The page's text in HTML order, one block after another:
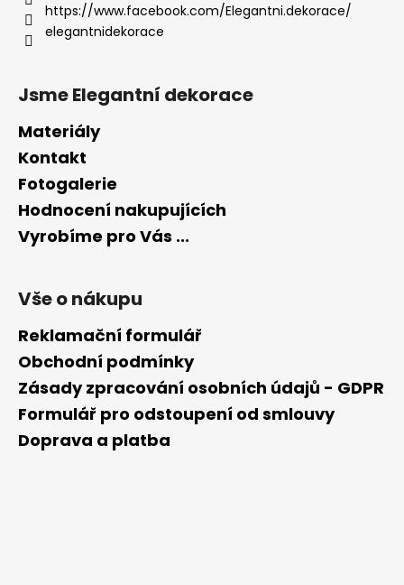
https://www.facebook.com/Elegantni.dekorace/
elegantnidekorace
Jsme Elegantní dekorace
Materiály
Kontakt
Fotogalerie
Hodnocení nakupujících
Vyrobíme pro Vás ...
Vše o nákupu
Reklamační formulář
Obchodní podmínky
Zásady zpracování osobních údajů - GDPR
Formulář pro odstoupení od smlouvy
Doprava a platba